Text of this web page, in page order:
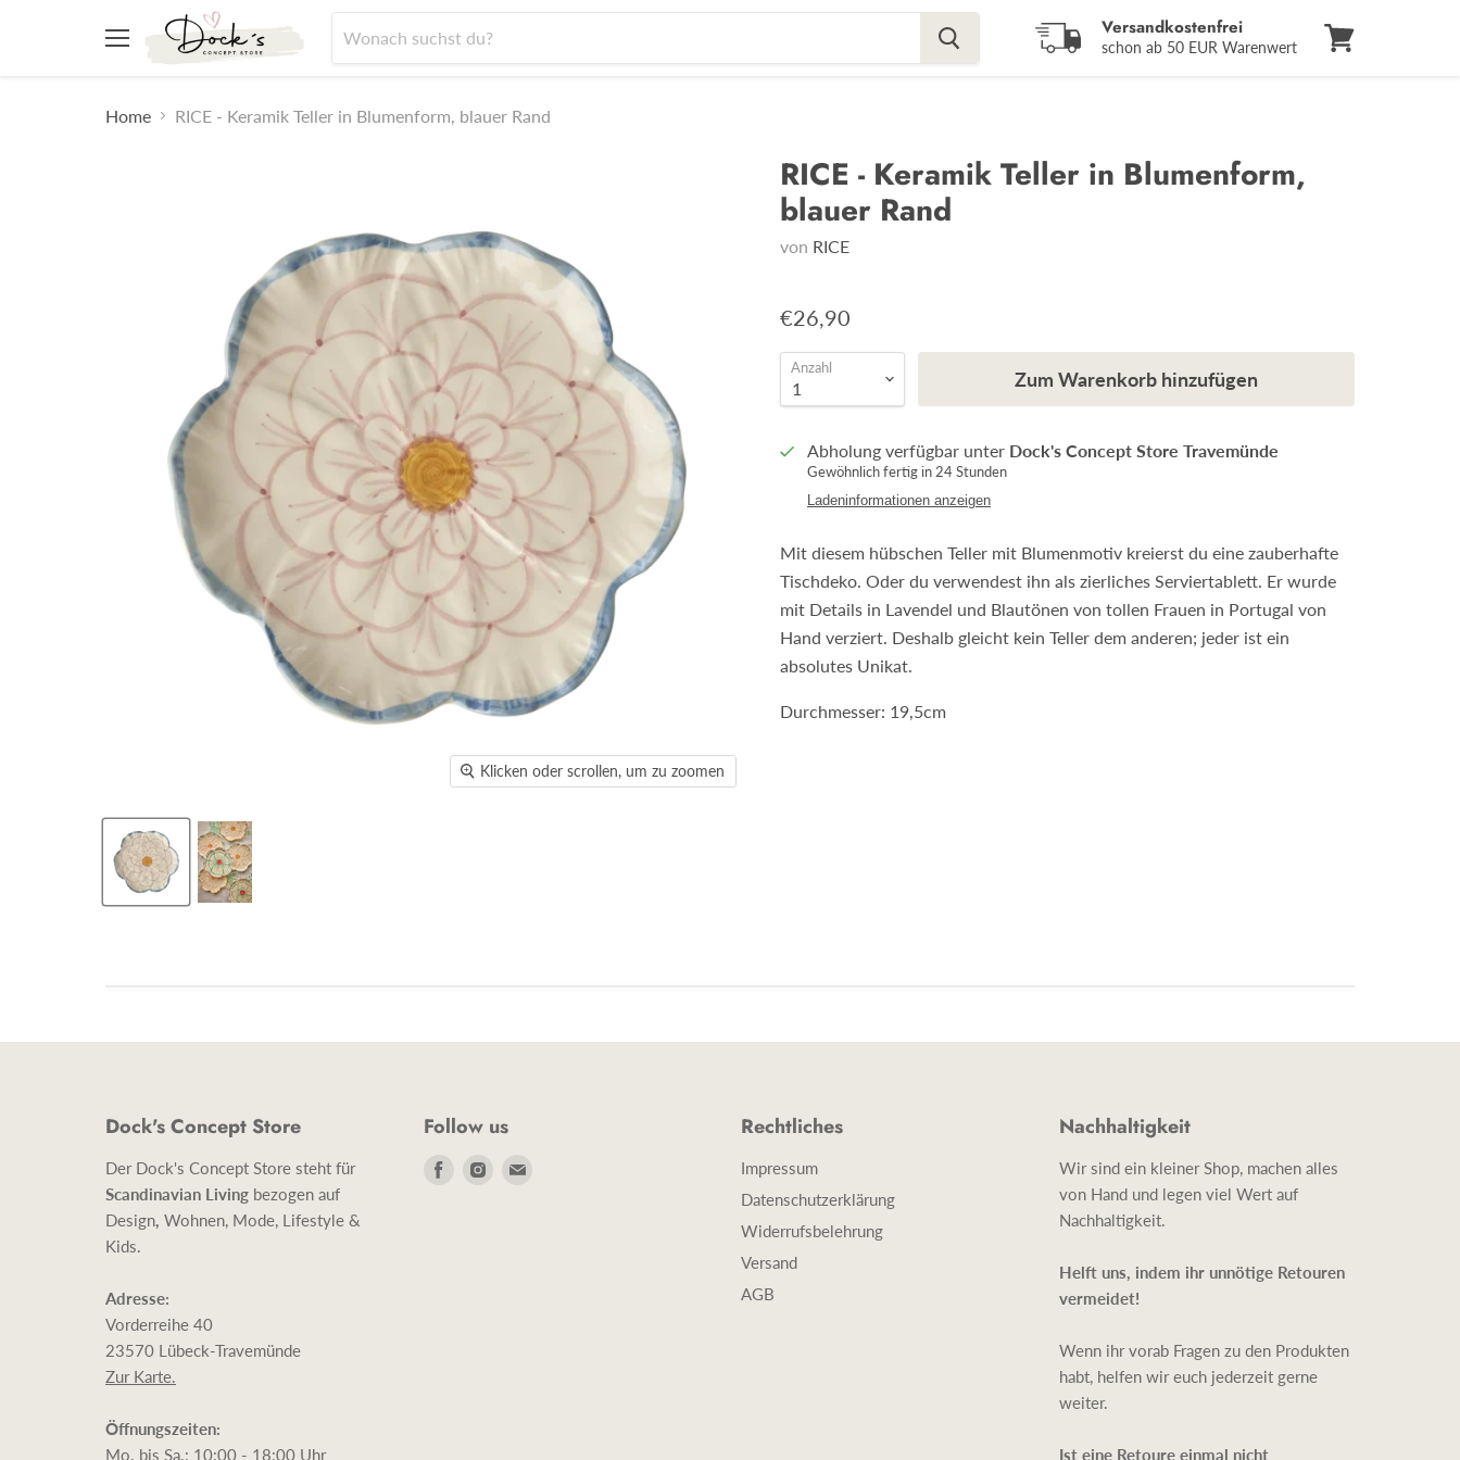
Menü
Versandkostenfrei
schon ab 50 EUR Warenwert
Home
RICE - Keramik Teller in Blumenform, blauer Rand
Klicken oder scrollen, um zu zoomen
RICE - Keramik Teller in Blumenform,
blauer Rand
von RICE
€26,90
Anzahl Zum Warenkorb hinzufügen
Abholung verfügbar unter Dock's Concept Store Travemünde
Gewöhnlich fertig in 24 Stunden
Ladeninformationen anzeigen
Mit diesem hübschen Teller mit Blumenmotiv kreierst du eine zauberhafte
Tischdeko. Oder du verwendest ihn als zierliches Serviertablett. Er wurde
mit Details in Lavendel und Blautönen von tollen Frauen in Portugal von
Hand verziert. Deshalb gleicht kein Teller dem anderen; jeder ist ein
absolutes Unikat.
Durchmesser: 19,5cm
Dock's Concept Store
Der Dock's Concept Store steht für
Scandinavian Living bezogen auf
Design, Wohnen, Mode, Lifestyle &
Kids.
Adresse:
Vorderreihe 40
23570 Lübeck-Travemünde
Zur Karte.
Öffnungszeiten:
Mo. bis Sa.: 10:00 - 18:00 Uhr
Follow us
Finde
Finde
Rechtliches
Impressum
Datenschutzerklärung
Widerrufsbelehrung
Versand
AGB
Nachhaltigkeit
Wir sind ein kleiner Shop, machen alles
von Hand und legen viel Wert auf
Nachhaltigkeit.
Helft uns, indem ihr unnötige Retouren
vermeidet!
Wenn ihr vorab Fragen zu den Produkten
habt, helfen wir euch jederzeit gerne
weiter.
Ist eine Retoure einmal nicht